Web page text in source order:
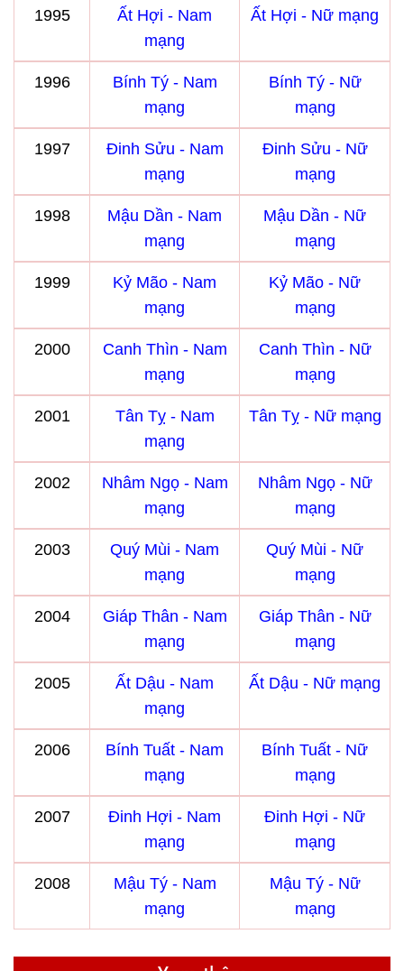
1995
Ất Hợi - Nam
mạng
Ất Hợi - Nữ mạng
1996
Bính Tý - Nam
mạng
Bính Tý - Nữ
mạng
1997
Đinh Sửu - Nam
mạng
Đinh Sửu - Nữ
mạng
1998
Mậu Dần - Nam
mạng
Mậu Dần - Nữ
mạng
1999
Kỷ Mão - Nam
mạng
Kỷ Mão - Nữ
mạng
2000
Canh Thìn - Nam
mạng
Canh Thìn - Nữ
mạng
2001
Tân Tỵ - Nam
mạng
Tân Tỵ - Nữ mạng
2002
Nhâm Ngọ - Nam
mạng
Nhâm Ngọ - Nữ
mạng
2003
Quý Mùi - Nam
mạng
Quý Mùi - Nữ
mạng
2004
Giáp Thân - Nam
mạng
Giáp Thân - Nữ
mạng
2005
Ất Dậu - Nam
mạng
Ất Dậu - Nữ mạng
2006
Bính Tuất - Nam
mạng
Bính Tuất - Nữ
mạng
2007
Đinh Hợi - Nam
mạng
Đinh Hợi - Nữ
mạng
2008
Mậu Tý - Nam
mạng
Mậu Tý - Nữ
mạng